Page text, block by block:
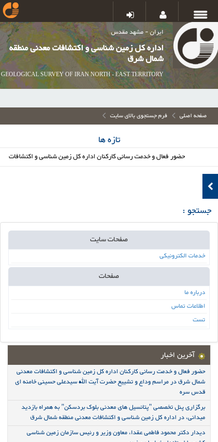
ایران - مشهد مقدس
اداره کل زمین شناسی و اکتشافات معدنی منطقه
شمال شرق
GEOLOGICAL SURVEY OF IRAN NORTH - EAST TERRITORY
صفحه اصلی فرم جستجوی بالای سایت
تازه ها
حضور فعال و خدمت رسانی کارکنان اداره کل زمین شناسی و اکتشافات
جستجو :
صفحات سایت
خدمات الکترونیکی
صفحات
درباره ما
اطلاعات تماس
تست
آخرین اخبار
حضور فعال و خدمت رسانی کارکنان اداره کل زمین شناسی و اکتشافات معدنی
شمال شرق در مراسم وداع و تشییع حضرت آیت الله سیدعلی حسینی خامنه ای
قدس سره
برگزاری پنل تخصصی "پتانسیل های معدنی بلوک بردسکن" به همراه بازدید
میدانی، در اداره کل زمین شناسی و اکتشافات معدنی منطقه شمال شرق
دیدار دکتر محمود فاطمی عقدا، معاون وزیر و رئیس سازمان زمین شناسی